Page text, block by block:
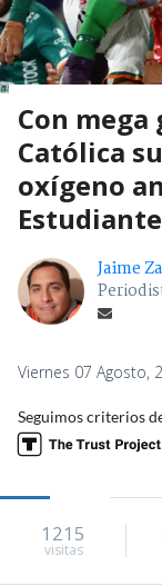
Con mega
Católica
oxígeno
Jaime
Viernes 07 Agosto,
Seguimos criterios
1215
visitas